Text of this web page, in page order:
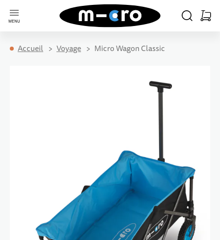
MENU
Aller à la page d'accueil
CHERCHER
Accueil Voyage Micro Wagon Classic